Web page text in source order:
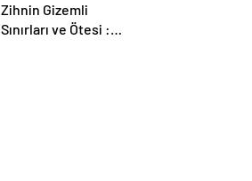
Zihnin Gizemli
Sınırları ve Ötesi :